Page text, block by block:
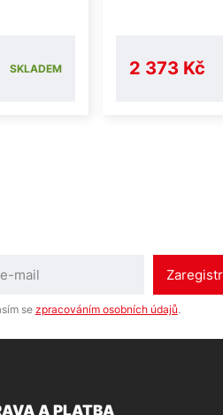
SKLADEM 2 373 Kč
se zpracováním osobních údajů.
A PLATBA